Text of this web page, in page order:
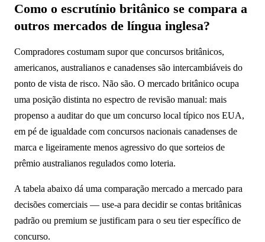
Como o escrutínio britânico se compara a
outros mercados de língua inglesa?
Compradores costumam supor que concursos britânicos,
americanos, australianos e canadenses são intercambiáveis do
ponto de vista de risco. Não são. O mercado britânico ocupa
uma posição distinta no espectro de revisão manual: mais
propenso a auditar do que um concurso local típico nos EUA,
em pé de igualdade com concursos nacionais canadenses de
marca e ligeiramente menos agressivo do que sorteios de
prêmio australianos regulados como loteria.
A tabela abaixo dá uma comparação mercado a mercado para
decisões comerciais — use-a para decidir se contas britânicas
padrão ou premium se justificam para o seu tier específico de
concurso.